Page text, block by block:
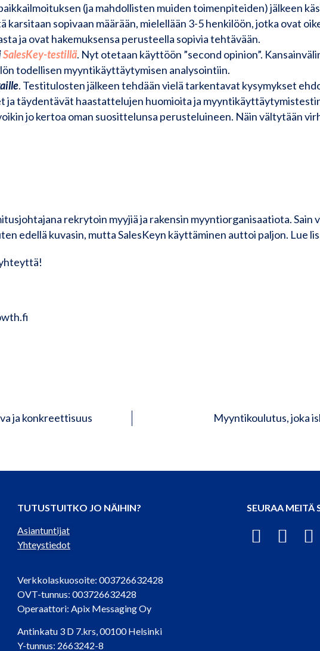
(ja mahdollisten muiden toimenpiteiden) jälkeen
karsitaan sopivaan määrään, mielellään 3-5 henkilöön, jotka ovat
ja ovat hakemuksensa perusteella sopivia tehtävään.
SalesKey-testillä. Nyt otetaan käyttöön ”second opinion”.
todellisen myyntikäyttäytymisen analysointiin.
. Testitulosten jälkeen tehdään vielä tarkentavat kysymykset
ja täydentävät haastattelujen huomioita ja
jo kertoa oman suosittelunsa perusteluineen. Näin vältytään
rekrytoin myyjiä ja rakensin myyntiorganisaatiota. Sain
edellä kuvasin, mutta SalesKeyn käyttäminen auttoi paljon. Lue
ja konkreettisuus
Myyntikoulutus, joka
TUTUSTUITKO JO NÄIHIN?
Asiantuntijat
Yhteystiedot
Verkkolaskuosoite: 003726632428
OVT-tunnus: 003726632428
Operaattori: Apix Messaging Oy
Antinkatu 3 D 7.krs, 00100 Helsinki
Y-tunnus: 2663242-8
SEURAA MEITÄ